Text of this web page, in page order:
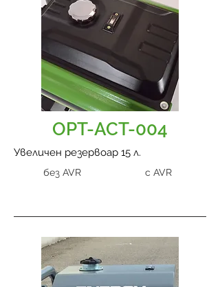
OPT-ACT-004
Увеличен резервоар 15 л.
без AVR с AVR